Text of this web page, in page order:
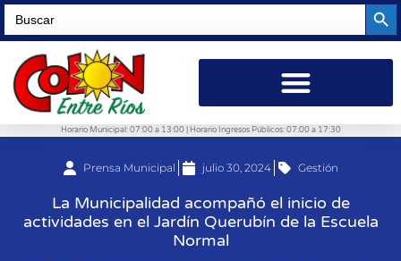
Search
for:
Horario Municipal: 07:00 a 13:00 | Horario Ingresos Públicos: 07:00 a 17:30
Prensa Municipal julio 30, 2024 Gestión
La Municipalidad acompañó el inicio de
actividades en el Jardín Querubín de la Escuela
Normal